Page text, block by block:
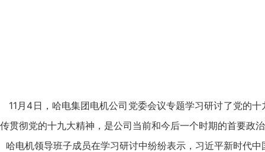
11月4日，哈电集团电机公司党委会议专题学习研讨了党的
传贯彻党的十九大精神，是公司当前和今后一个时期的首要政
哈电机领导班子成员在学习研讨中纷纷表示，习近平新时代